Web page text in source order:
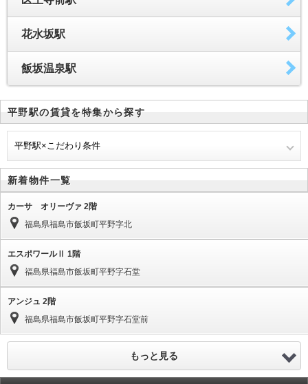
花水坂駅
飯坂温泉駅
平野駅の賃貸を特集から探す
平野駅×こだわり条件
新着物件一覧
カーサ オリーヴァ 2階
福島県福島市飯坂町平野字北
エスポワールⅡ 1階
福島県福島市飯坂町平野字石堂
アンジュ 2階
福島県福島市飯坂町平野字石堂前
もっと見る